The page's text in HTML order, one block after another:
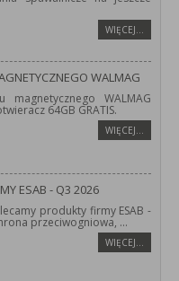
WIĘCEJ…
WALMAG
magnetycznego WALMAG
64GB GRATIS.
WIĘCEJ…
ESAB - Q3 2026
produkty firmy ESAB -
przeciwogniowa, ...
WIĘCEJ…